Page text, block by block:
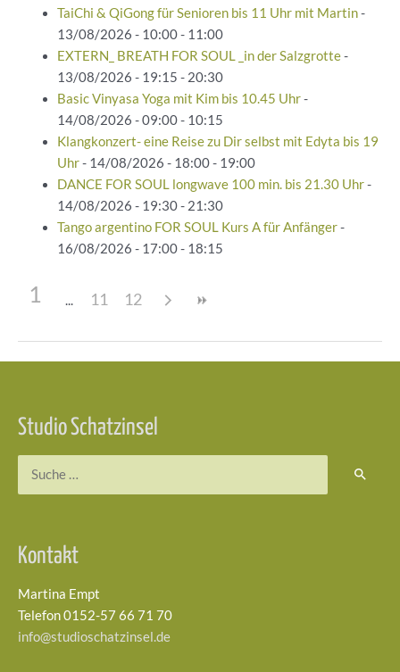
TaiChi & QiGong für Senioren bis 11 Uhr mit Martin-
13/08/2026 - 10:00 - 11:00
EXTERN_ BREATH FOR SOUL _in der Salzgrotte-
13/08/2026 - 19:15 - 20:30
Basic Vinyasa Yoga mit Kim bis 10.45 Uhr-
14/08/2026 - 09:00 - 10:15
Klangkonzert- eine Reise zu Dir selbst mit Edyta bis 19
Uhr- 14/08/2026 - 18:00 - 19:00
DANCE FOR SOUL longwave 100 min. bis 21.30 Uhr-
14/08/2026 - 19:30 - 21:30
Tango argentino FOR SOUL Kurs A für Anfänger-
16/08/2026 - 17:00 - 18:15
1 11 12
Studio Schatzinsel
Kontakt
Martina Empt
Telefon 0152-57 66 71 70
info@studioschatzinsel.de